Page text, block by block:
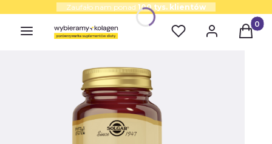
Zaufało nam ponad 100 tys. klientów